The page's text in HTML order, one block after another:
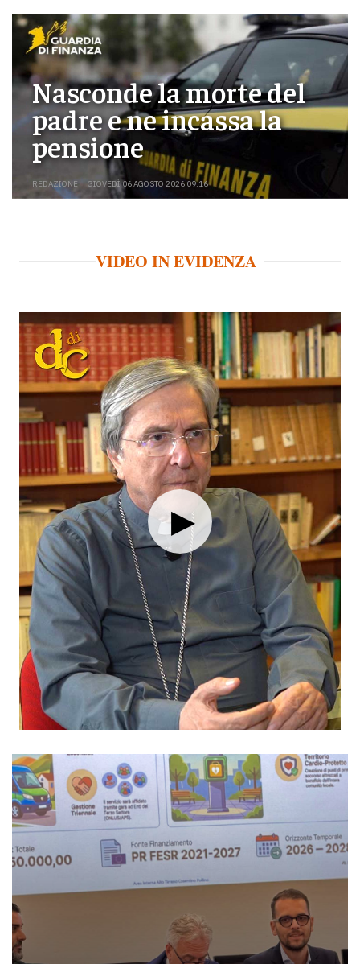
Nasconde la morte del
padre e ne incassa la
pensione
REDAZIONE GIOVEDÌ 06 AGOSTO 2026 09:16
VIDEO IN EVIDENZA